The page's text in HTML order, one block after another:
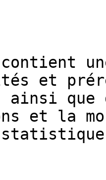
contient
et
ainsi
et la